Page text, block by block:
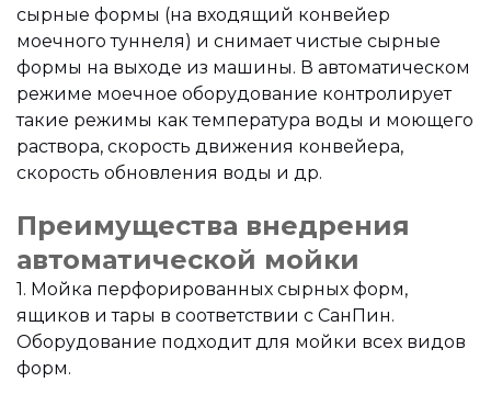
сырные формы (на входящий конвейер
моечного туннеля) и снимает чистые сырные
формы на выходе из машины. В автоматическом
режиме моечное оборудование контролирует
такие режимы как температура воды и моющего
раствора, скорость движения конвейера,
скорость обновления воды и др.
Преимущества внедрения
автоматической мойки
1. Мойка перфорированных сырных форм,
ящиков и тары в соответствии с СанПин.
Оборудование подходит для мойки всех видов
форм.